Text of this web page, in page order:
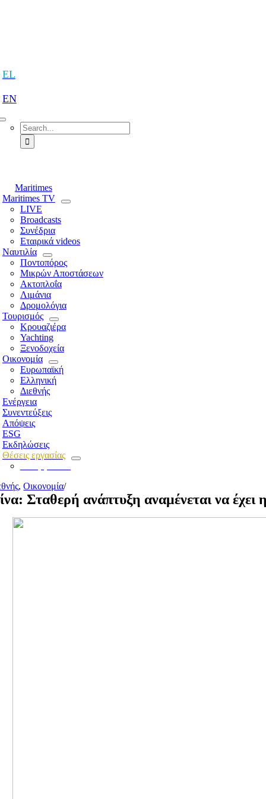
EL
EN
Search
for:
Maritimes
Maritimes TV
LIVE
Broadcasts
Συνέδρια
Εταιρικά videos
Ναυτιλία
Ποντοπόρος
Μικρών Αποστάσεων
Ακτοπλοΐα
Λιμάνια
Δρομολόγια
Τουρισμός
Κρουαζιέρα
Yachting
Ξενοδοχεία
Οικονομία
Ευρωπαϊκή
Ελληνική
Διεθνής
Ενέργεια
Συνεντεύξεις
Απόψεις
ESG
Εκδηλώσεις
Θέσεις εργασίας
,Οικονομία/
Σταθερή ανάπτυξη αναμένεται να έχει